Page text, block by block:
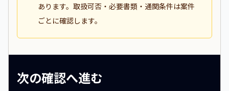
あります。取扱可否・必要書類・通関条件は案件
ごとに確認します。
次の確認へ進む